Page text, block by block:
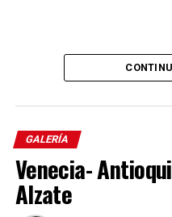
Comparte el artículo:
Me gusta esto:
GALERÍA
Venecia-
Alzate